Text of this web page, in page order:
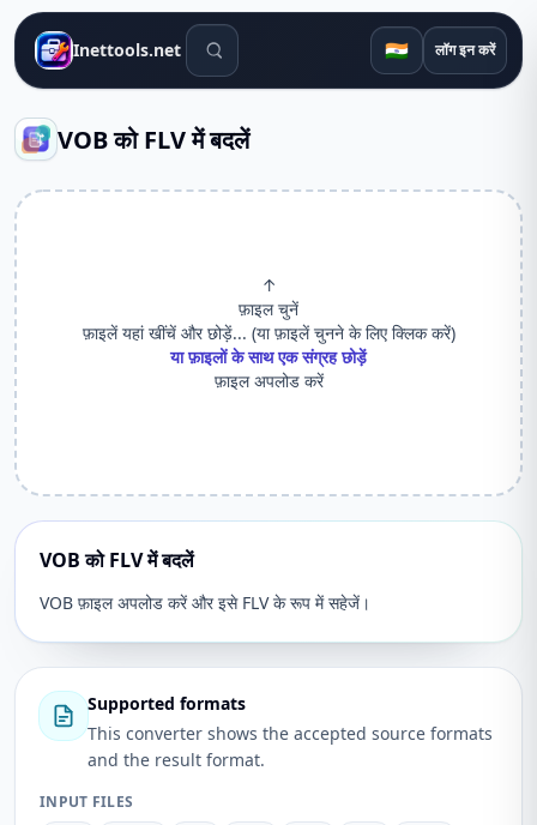
Inettools.net खोज उपकरण 🇮🇳 लॉग इन करें
VOB को FLV में बदलें
↑
फ़ाइल चुनें
फ़ाइलें यहां खींचें और छोड़ें... (या फ़ाइलें चुनने के लिए क्लिक करें)
या फ़ाइलों के साथ एक संग्रह छोड़ें
फ़ाइल अपलोड करें
VOB को FLV में बदलें
VOB फ़ाइल अपलोड करें और इसे FLV के रूप में सहेजें।
Supported formats
This converter shows the accepted source formats
and the result format.
INPUT FILES